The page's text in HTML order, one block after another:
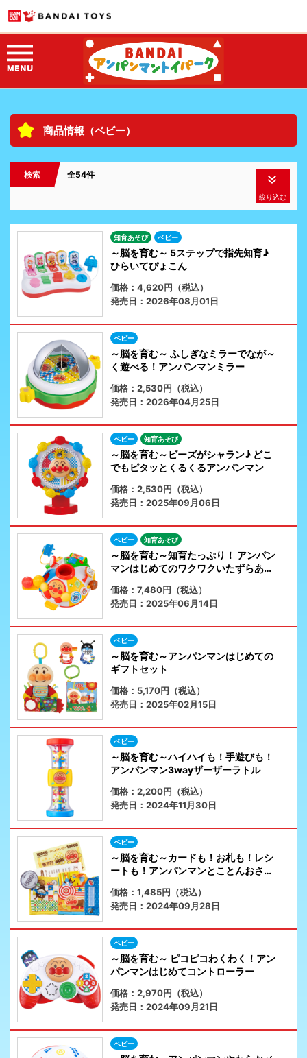
商品情報（ベビー）
検索 全54件
絞り込む
知育あそび ベビー
～脳を育む～ 5ステップで指先知育♪
ひらいてぴょこん
価格：4,620円（税込）
発売日：2026年08月01日
ベビー
～脳を育む～ ふしぎなミラーでなが～
く遊べる！アンパンマンミラー
価格：2,530円（税込）
発売日：2026年04月25日
ベビー 知育あそび
～脳を育む～ビーズがシャラン♪ どこ
でもピタッとくるくるアンパンマン
価格：2,530円（税込）
発売日：2025年09月06日
ベビー 知育あそび
～脳を育む～知育たっぷり！ アンパン
マンはじめてのワクワクいたずらあそ
価格：7,480円（税込）
発売日：2025年06月14日
ベビー
～脳を育む～アンパンマンはじめての
ギフトセット
価格：5,170円（税込）
発売日：2025年02月15日
ベビー
～脳を育む～ハイハイも！手遊びも！
アンパンマン3wayザーザーラトル
価格：2,200円（税込）
発売日：2024年11月30日
ベビー
～脳を育む～カードも！お札も！レシ
ートも！アンパンマンとことんおさい
価格：1,485円（税込）
発売日：2024年09月28日
ベビー
～脳を育む～ ピコピコわくわく！アン
パンマンはじめてコントローラー
価格：2,970円（税込）
発売日：2024年09月21日
ベビー